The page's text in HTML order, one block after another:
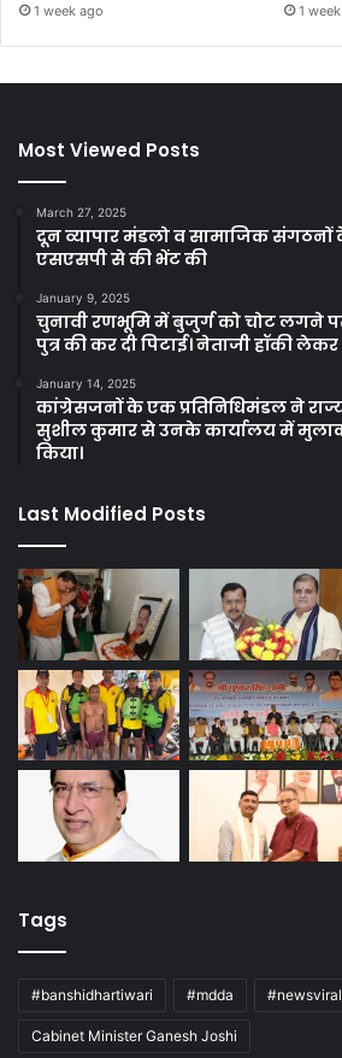
1 week ago 1
Most Viewed Posts
March 27, 2025
दून व्यापार मंडलो व सामाजिक संगठनों
एसएसपी से की भेंट की
January 9, 2025
चुनावी रणभूमि में बुजुर्ग को चोट लगने
पुत्र की कर दी पिटाई। नेताजी हॉकी
January 14, 2025
कांग्रेसजनों के एक प्रतिनिधिमंडल ने
सुशील कुमार से उनके कार्यालय में
किया।
Last Modified Posts
Tags
#banshidhartiwari #mdda
Cabinet Minister Ganesh Joshi